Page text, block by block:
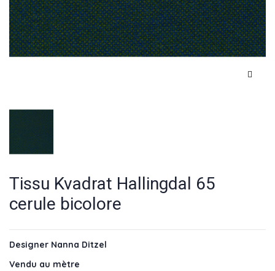
Tissu Kvadrat Hallingdal 65
cerule bicolore
Designer Nanna Ditzel
Vendu au mètre